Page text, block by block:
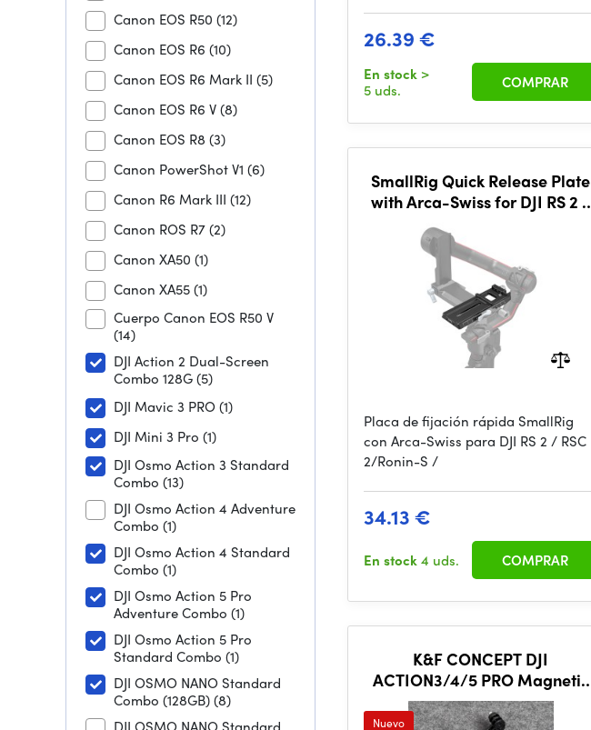
Canon EOS R50 (12)
Canon EOS R6 (10)
Canon EOS R6 Mark II (5)
Canon EOS R6 V(8)
Canon EOS R8 (3)
Canon PowerShot V1 (6)
Canon R6 Mark III (12)
Canon ROS R7(2)
Canon XA50 (1)
Canon XA55(1)
Cuerpo Canon EOS R50 V
(14)
DJI Action 2 Dual-Screen
Combo 128G(5)
DJI Mavic 3 PRO(1)
DJI Mini 3 Pro (1)
DJI Osmo Action 3 Standard
Combo (13)
DJI Osmo Action 4 Adventure
Combo (1)
DJI Osmo Action 4 Standard
Combo (1)
DJI Osmo Action 5 Pro
Adventure Combo (1)
DJI Osmo Action 5 Pro
Standard Combo (1)
DJI OSMO NANO Standard
Combo (128GB)(8)
26.39 €
En stock >
5 uds.
COMPRAR
SmallRig Quick Release Plate
with Arca-Swiss for DJI RS 2 /
RSC 2 / RS 3 / RS 3 Pro / DJI RS
4 / DJI RS 4 Pro 3061
Placa de fijación rápida SmallRig
con Arca-Swiss para DJI RS 2 / RSC
2/Ronin-S /
34.13 €
En stock4 uds. COMPRAR
K&F CONCEPT DJI
ACTION3/4/5 PRO Magnetic
Expansion adapter
Nuevo